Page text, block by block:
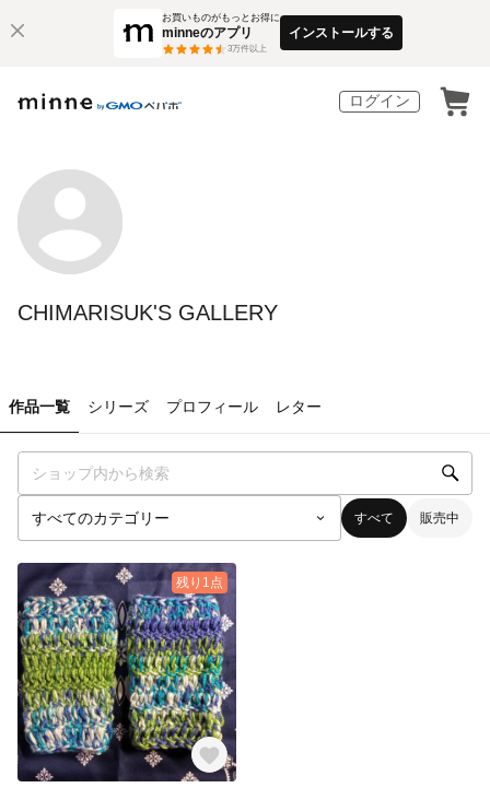
お買いものがもっとお得に
minneのアプリ
3万件以上
インストールする
ログイン
CHIMARISUK'S GALLERY
作品一覧 シリーズ プロフィール レター
すべて 販売中
残り1点